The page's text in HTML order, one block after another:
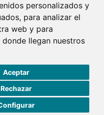
personalizados y
para analizar el
web y para
llegan nuestros
Aceptar
Rechazar
legal|Política de cookies
generales de contratación
de redes redes sociales